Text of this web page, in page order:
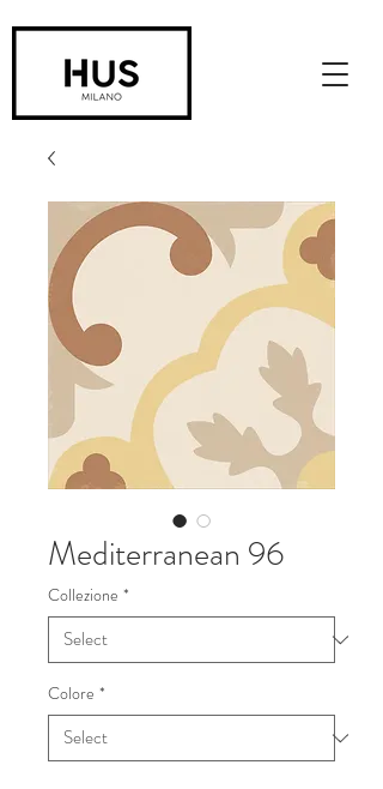
Mediterranean 96
Collezione *
Colore *